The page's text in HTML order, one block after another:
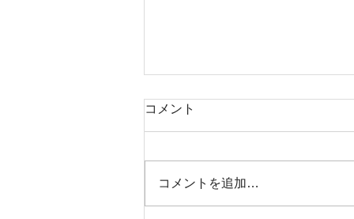
8月2日17時出船
コメント
コメントを追加…